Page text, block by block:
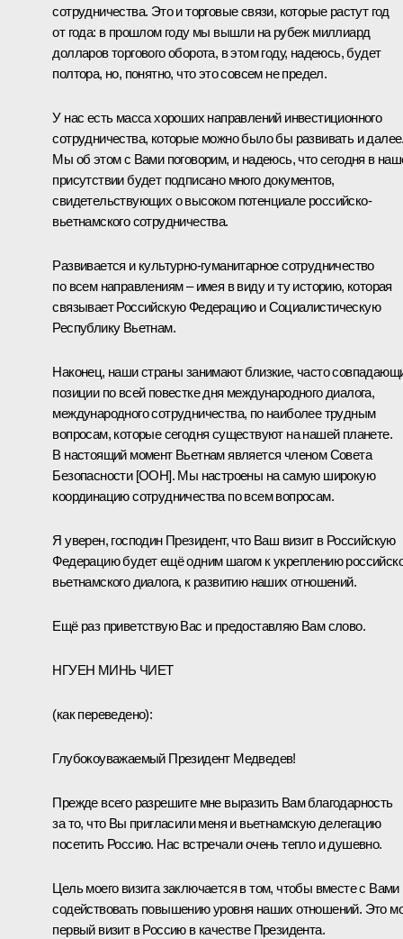
сотрудничества. Это и торговые связи, которые растут год
от года: в прошлом году мы вышли на рубеж миллиард
долларов торгового оборота, в этом году, надеюсь, будет
полтора, но, понятно, что это совсем не предел.
У нас есть масса хороших направлений инвестиционного
сотрудничества, которые можно было бы развивать и
Мы об этом с Вами поговорим, и надеюсь, что сегодня в
присутствии будет подписано много документов,
свидетельствующих о высоком потенциале российско-
вьетнамского сотрудничества.
Развивается и культурно-гуманитарное сотрудничество
по всем направлениям – имея в виду и ту историю, которая
связывает Российскую Федерацию и Социалистическую
Республику Вьетнам.
Наконец, наши страны занимают близкие, часто
позиции по всей повестке дня международного диалога,
международного сотрудничества, по наиболее трудным
вопросам, которые сегодня существуют на нашей планете.
В настоящий момент Вьетнам является членом Совета
Безопасности [ООН]. Мы настроены на самую широкую
координацию сотрудничества по всем вопросам.
Я уверен, господин Президент, что Ваш визит в Российскую
Федерацию будет ещё одним шагом к укреплению
вьетнамского диалога, к развитию наших отношений.
Ещё раз приветствую Вас и предоставляю Вам слово.
НГУЕН МИНЬ ЧИЕТ
(как переведено):
Глубокоуважаемый Президент Медведев!
Прежде всего разрешите мне выразить Вам благодарность
за то, что Вы пригласили меня и вьетнамскую делегацию
посетить Россию. Нас встречали очень тепло и душевно.
Цель моего визита заключается в том, чтобы вместе с Вами
содействовать повышению уровня наших отношений. Это
первый визит в Россию в качестве Президента.